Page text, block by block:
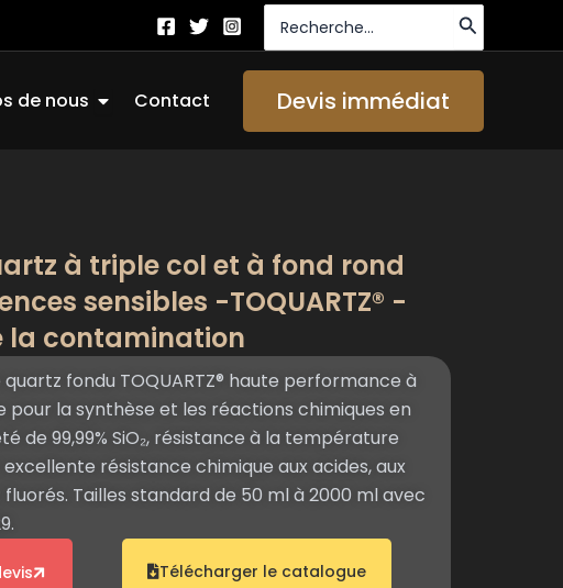
Recherche
de
de nous Ouvrir About Us
Contact Devis immédiat
à triple col et à fond rond
sensibles -TOQUARTZ® -
la contamination
fondu TOQUARTZ® haute performance à
pour la synthèse et les réactions chimiques en
de 99,99% SiO₂, résistance à la température
excellente résistance chimique aux acides, aux
fluorés. Tailles standard de 50 ml à 2000 ml avec
Télécharger le catalogue